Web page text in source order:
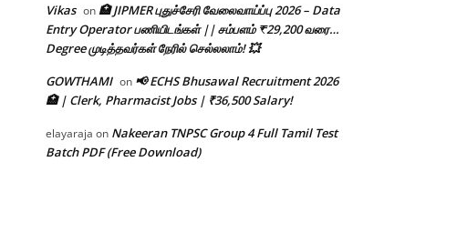
Vikas on🏥 JIPMER புதுச்சேரி வேலைவாய்ப்பு 2026 – Data
Entry Operator பணியிடங்கள் || சம்பளம் ₹29,200 வரை…
Degree முடித்தவர்கள் நேரில் செல்லலாம்! 💥
GOWTHAMI on 📢 ECHS Bhusawal Recruitment 2026
🏥 | Clerk, Pharmacist Jobs | ₹36,500 Salary!
elayaraja on Nakeeran TNPSC Group 4 Full Tamil Test
Batch PDF (Free Download)